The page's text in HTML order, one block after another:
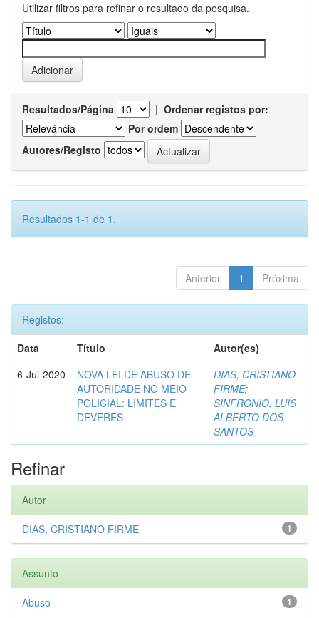
Utilizar filtros para refinar o resultado da pesquisa.
Resultados/Página | Ordenar registos por:
Por ordem
Autores/Registo
Resultados 1-1 de 1.
Anterior 1 Próxima
Registos:
Data
Título
Autor(es)
6-Jul-2020
NOVA LEI DE ABUSO DE
AUTORIDADE NO MEIO
POLICIAL: LIMITES E
DEVERES
DIAS, CRISTIANO
FIRME;
SINFRÔNIO, LUÍS
ALBERTO DOS
SANTOS
Refinar
Autor
1
DIAS, CRISTIANO FIRME
Assunto
1
Abuso